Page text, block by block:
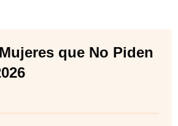
que No Piden